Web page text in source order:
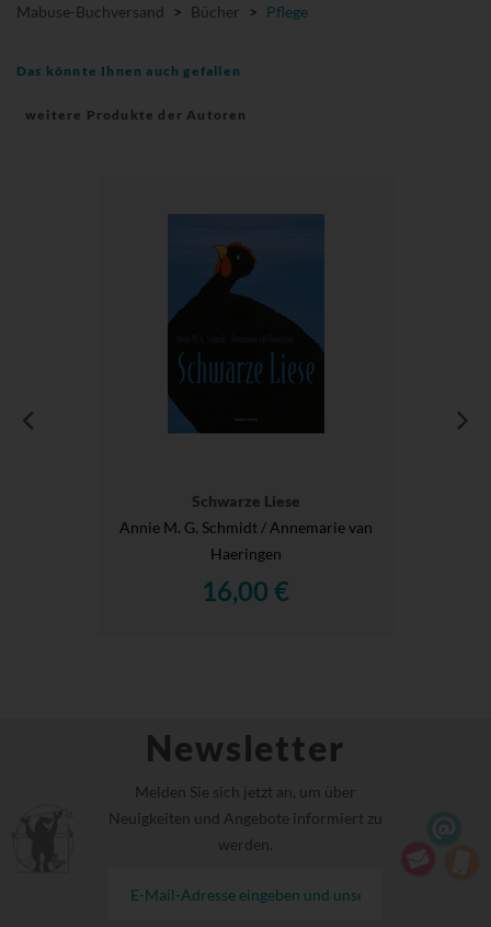
Mabuse-Buchversand > Bücher > Pflege
Das könnte Ihnen auch gefallen
weitere Produkte der Autoren
Schwarze Liese
Annie M. G. Schmidt / Annemarie van
Haeringen
16,00 €
Newsletter
Melden Sie sich jetzt an, um über
Neuigkeiten und Angebote informiert zu
werden.